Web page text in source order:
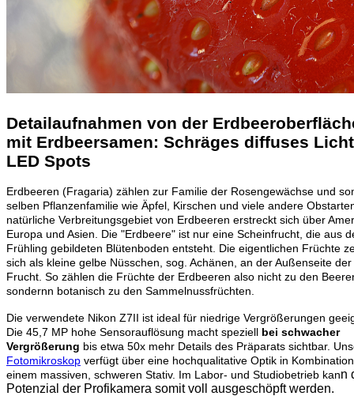
Detailaufnahmen von der
mit Erdbeersamen: Schräges diffuses
LED Spots
Erdbeeren (Fragaria) zählen zur Familie der Rosengewächse und
selben Pflanzenfamilie wie Äpfel, Kirschen und viele andere
natürliche Verbreitungsgebiet von Erdbeeren erstreckt sich über
Europa und Asien. Die "Erdbeere" ist nur eine Scheinfrucht, die aus
Frühling gebildeten Blütenboden entsteht. Die eigentlichen Früchte
sich als kleine gelbe Nüsschen, sog. Achänen, an der Außenseite der
Frucht. So zählen die Früchte der Erdbeeren also nicht zu den
sondernn botanisch zu den Sammelnussfrüchten.
Die verwendete Nikon Z7II ist ideal für niedrige Vergrößerungen
Die 45,7 MP hohe Sensorauflösung macht speziell bei schwacher
Vergrößerung bis etwa 50x mehr Details des Präparats sichtbar.
Fotomikroskop verfügt über eine hochqualitative Optik in
einem massiven, schweren Stativ. Im Labor- und Studiobetrieb kann
Potenzial der Profikamera somit voll ausgeschöpft werden.